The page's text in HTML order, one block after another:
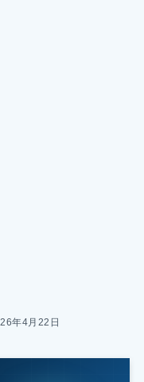
年4月22日